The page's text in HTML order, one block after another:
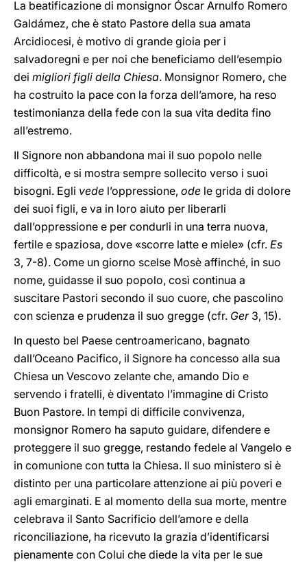
La beatificazione di monsignor Óscar Arnulfo Romero
Galdámez, che è stato Pastore della sua amata
Arcidiocesi, è motivo di grande gioia per i
salvadoregni e per noi che beneficiamo dell’esempio
dei migliori figli della Chiesa. Monsignor Romero, che
ha costruito la pace con la forza dell’amore, ha reso
testimonianza della fede con la sua vita dedita fino
all’estremo.
Il Signore non abbandona mai il suo popolo nelle
difficoltà, e si mostra sempre sollecito verso i suoi
bisogni. Egli vede l’oppressione, ode le grida di dolore
dei suoi figli, e va in loro aiuto per liberarli
dall’oppressione e per condurli in una terra nuova,
fertile e spaziosa, dove «scorre latte e miele» (cfr. Es
3, 7-8). Come un giorno scelse Mosè affinché, in suo
nome, guidasse il suo popolo, così continua a
suscitare Pastori secondo il suo cuore, che pascolino
con scienza e prudenza il suo gregge (cfr. Ger3, 15).
In questo bel Paese centroamericano, bagnato
dall’Oceano Pacifico, il Signore ha concesso alla sua
Chiesa un Vescovo zelante che, amando Dio e
servendo i fratelli, è diventato l’immagine di Cristo
Buon Pastore. In tempi di difficile convivenza,
monsignor Romero ha saputo guidare, difendere e
proteggere il suo gregge, restando fedele al Vangelo e
in comunione con tutta la Chiesa. Il suo ministero si è
distinto per una particolare attenzione ai più poveri e
agli emarginati. E al momento della sua morte, mentre
celebrava il Santo Sacrificio dell’amore e della
riconciliazione, ha ricevuto la grazia d’identificarsi
pienamente con Colui che diede la vita per le sue